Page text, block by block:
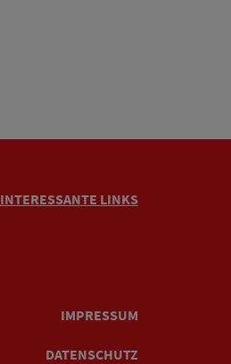
INTERESSANTE LINKS
IMPRESSUM
DATENSCHUTZ